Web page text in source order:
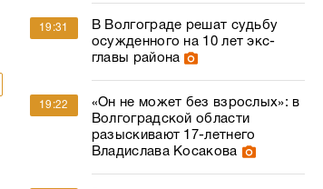
19:31
В Волгограде решат судьбу
осужденного на 10 лет экс-
главы района
19:22
«Он не может без взрослых»: в
Волгоградской области
разыскивают 17-летнего
Владислава Косакова